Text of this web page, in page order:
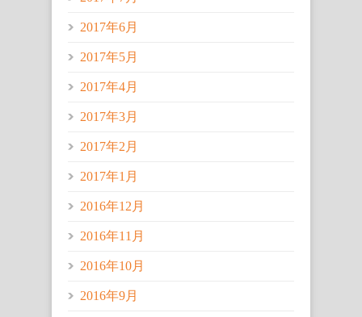
2017年6月
2017年5月
2017年4月
2017年3月
2017年2月
2017年1月
2016年12月
2016年11月
2016年10月
2016年9月